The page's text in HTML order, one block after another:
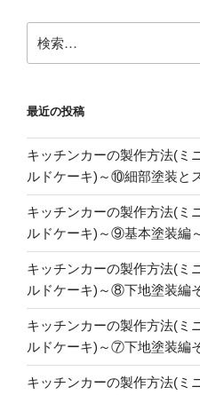
索:
最近の投稿
キッチンカーの製作方法(
ルドケーキ)～⑩細部塗装と
キッチンカーの製作方法(
ルドケーキ)～⑨基本塗装編
キッチンカーの製作方法(
ルドケーキ)～⑧下地塗装編
キッチンカーの製作方法(
ルドケーキ)～⑦下地塗装編
キッチンカーの製作方法(